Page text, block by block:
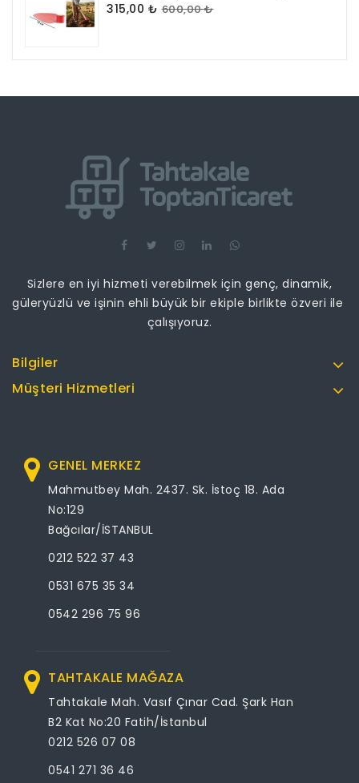
315,00 ₺ 600,00 ₺
Sizlere en iyi hizmeti verebilmek için genç, dinamik,
güleryüzlü ve işinin ehli büyük bir ekiple birlikte özveri ile
çalışıyoruz.
Bilgiler
Müşteri Hizmetleri
GENEL MERKEZ
Mahmutbey Mah. 2437. Sk. İstoç 18. Ada
No:129
Bağcılar/İSTANBUL
0212 522 37 43
0531 675 35 34
0542 296 75 96
TAHTAKALE MAĞAZA
Tahtakale Mah. Vasıf Çınar Cad. Şark Han
B2 Kat No:20 Fatih/İstanbul
0212 526 07 08
0541 271 36 46